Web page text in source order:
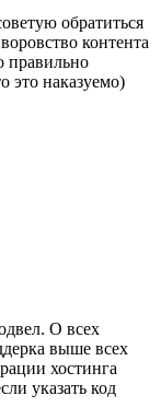
обратиться
контента
правильно
это наказуемо)
О всех
выше всех
хостинга
указать код